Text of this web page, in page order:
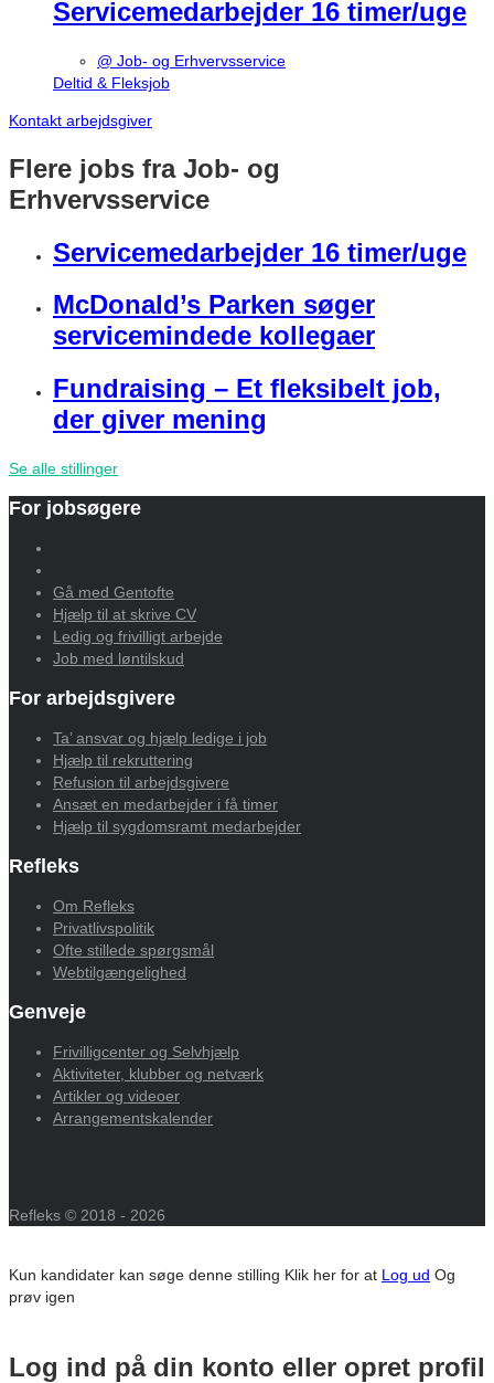
Servicemedarbejder 16 timer/uge
@ Job- og Erhvervsservice
Deltid & Fleksjob
Kontakt arbejdsgiver
Flere jobs fra Job- og
Erhvervsservice
Servicemedarbejder 16 timer/uge
McDonald’s Parken søger
servicemindede kollegaer
Fundraising – Et fleksibelt job,
der giver mening
Se alle stillinger
For jobsøgere
Gå med Gentofte
Hjælp til at skrive CV
Ledig og frivilligt arbejde
Job med løntilskud
For arbejdsgivere
Ta’ ansvar og hjælp ledige i job
Hjælp til rekruttering
Refusion til arbejdsgivere
Ansæt en medarbejder i få timer
Hjælp til sygdomsramt medarbejder
Refleks
Om Refleks
Privatlivspolitik
Ofte stillede spørgsmål
Webtilgængelighed
Genveje
Frivilligcenter og Selvhjælp
Aktiviteter, klubber og netværk
Artikler og videoer
Arrangementskalender
Refleks © 2018 - 2026
Kun kandidater kan søge denne stilling Klik her for at Log ud Og
prøv igen
Log ind på din konto eller opret profil